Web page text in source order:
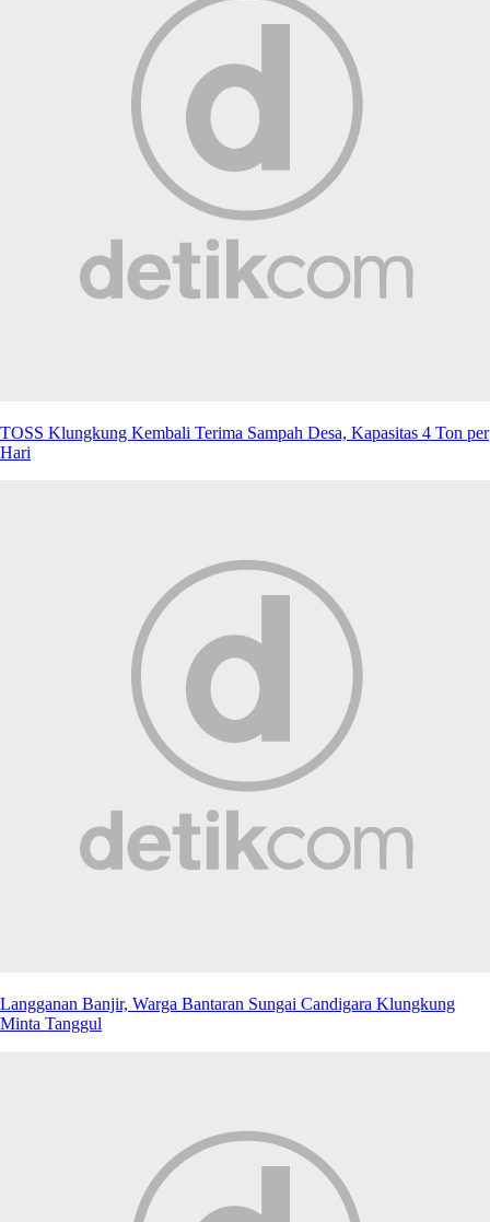
TOSS Klungkung Kembali Terima Sampah Desa, Kapasitas 4 Ton per
Hari
Langganan Banjir, Warga Bantaran Sungai Candigara Klungkung
Minta Tanggul